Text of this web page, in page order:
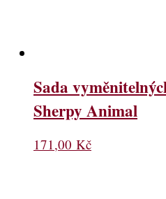
Sada
Sherpy Animal
171,00 Kč